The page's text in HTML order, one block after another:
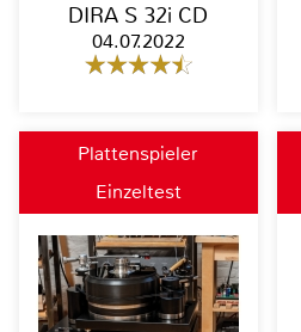
DIRA S 32i CD
04.07.2022
Plattenspieler
Einzeltest